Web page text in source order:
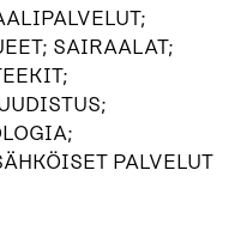
SAIRAALAT;
PALVELUT